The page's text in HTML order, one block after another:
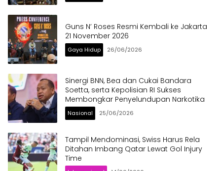
Guns N’ Roses Resmi Kembali ke Jakarta
21 November 2026
Gaya Hidup 26/06/2026
Sinergi BNN, Bea dan Cukai Bandara
Soetta, serta Kepolisian RI Sukses
Membongkar Penyelundupan Narkotika
Nasional 25/06/2026
Tampil Mendominasi, Swiss Harus Rela
Ditahan Imbang Qatar Lewat Gol Injury
Time